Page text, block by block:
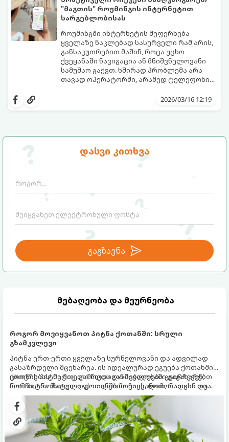
დასვი კითხვა
გაგზავნა
მებაღეობა და მეურნეობა
როგორ მოვიყვანოთ პიტნა ქოთანში: სრული
გზამკვლევი
პიტნა ერთ-ერთი ყველაზე სურნელოვანი და ადვილად
გასაზრდელი მცენარეა. ის იდეალურად ეგუება ქოთანში
ცხოვრებას, მეტიც, გამოცდილი მებაღეები გვირჩევენ,
რომ პიტნა მხოლოდ ქოთანში მოვიყვანოთ, რადგან ღია
გრუნტში (ბაღში) დარგვისას ის ფესვებით ძალიან
სწრაფად ვრცელდება და სხვა მცენარეებს ავიწროებს.
ქოთნის პიტნა მთელი წლის განმავლობაში გაგახარებთ
ნორჩი, არომატული ფოთლებით ჩაის, ლიმონათისა თუ
კერძებისთვის.
"მაგთის" როუმინგის ინტერნეტით
სარგებლობისას
როუმინგში ინტერნეტის შეფერხება
ყველაზე ნაკლებად სასურველი რამ არის,
განსაკუთრებით მაშინ, როცა უცხო
ქვეყანაში ნავიგაცია ან მნიშვნელოვანი
სამუშაო გაქვთ. ხშირად პრობლემა არა
თავად ოპერატორში, არამედ ტელეფონის
მიიღოთ როუმინგის ინტერნეტის2026/03/16 12:19